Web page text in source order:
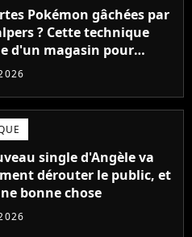
Pokémon gâchées par
? Cette technique
d'un magasin pour
revendeurs
single d'Angèle va
dérouter le public, et
bonne chose